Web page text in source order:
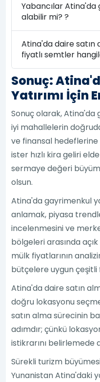
Yabancılar Atina'da
alabilir mi? ?
Atina'da daire satın
fiyatlı semtler
Sonuç:
Yatırımı İçin
Sonuç olarak, Atina'da
iyi mahallelerin
ve finansal hedeflerine
ister hızlı kira geliri
sermaye değeri
olsun.
Atina'da gayrimenkul
anlamak, piyasa
incelenmesini ve
bölgeleri arasında
mülk fiyatlarının
bütçelere uygun
Atina'da daire satın
doğru lokasyonu
satın alma sürecinin
adımdır; çünkü
istikrarını belirlemede
Sürekli turizm
Yunanistan Atina'daki